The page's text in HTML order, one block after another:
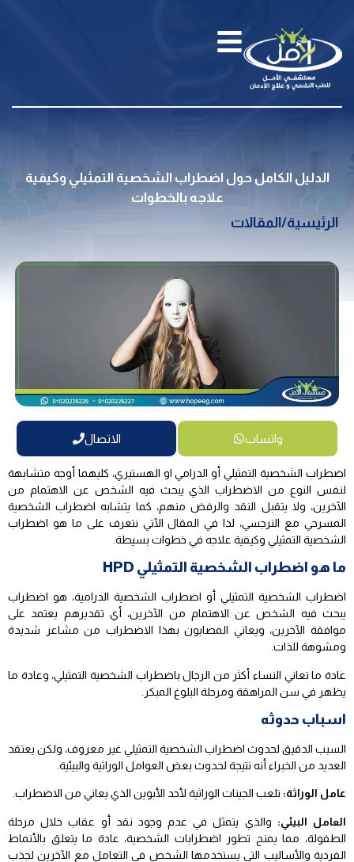
الدليل الكامل حول اضطراب الشخصية التمثيلي وكيفية
علاجه بالخطوات
الرئيسية/المقالات
واتساب الاتصال
اضطراب الشخصية التمثيلي أو الدرامي او الهستيري، كليهما أوجه متشابهة
لنفس النوع من الاضطراب الذي يبحث فيه الشخص عن الاهتمام من
الآخرين، ولا يتقبل النقد والرفض منهم، كما يتشابه اضطراب الشخصية
المسرحي مع النرجسي، لذا في المقال الآتي نتعرف على ما هو اضطراب
الشخصية التمثيلي وكيفية علاجه في خطوات بسيطة.
ما هو اضطراب الشخصية التمثيلي HPD
اضطراب الشخصية التمثيلي أو اضطراب الشخصية الدرامية، هو اضطراب
يبحث فيه الشخص عن الاهتمام من الآخرين، أي تقديرهم يعتمد على
موافقة الآخرين، ويعاني المصابون بهذا الاضطراب من مشاعر شديدة
ومشوهة للذات.
عادة ما تعاني النساء أكثر من الرجال باضطراب الشخصية التمثيلي، وعادة ما
يظهر في سن المراهقة ومرحلة البلوغ المبكر.
اسباب حدوثه
السبب الدقيق لحدوث اضطراب الشخصية التمثيلي غير معروف، ولكن يعتقد
العديد من الخبراء أنه نتيجة لحدوث بعض العوامل الوراثية والبيئية.
عامل الوراثة: تلعب الجينات الوراثية لأحد الأبوين الذي يعاني من الاضطراب.
العامل البيئي: والذي يتمثل في عدم وجود نقد أو عقاب خلال مرحلة
الطفولة، مما يمنح تطور اضطرابات الشخصية، عادة ما يتعلق بالأنماط
الفردية والأساليب التي يستخدمها الشخص في التعامل مع الآخرين لجذب